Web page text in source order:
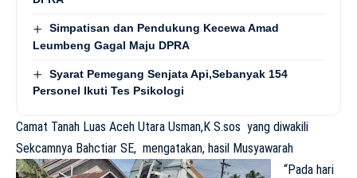
Simpatisan dan Pendukung Kecewa Amad
Leumbeng Gagal Maju DPRA
Syarat Pemegang Senjata Api,Sebanyak 154
Personel Ikuti Tes Psikologi
Camat Tanah Luas Aceh Utara Usman,K S.sos yang diwakili
Sekcamnya Bahctiar SE, mengatakan, hasil Musyawarah
“Pada hari